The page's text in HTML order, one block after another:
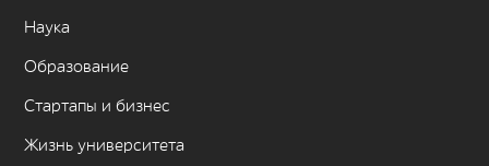
Наука
Образование
Стартапы и бизнес
Жизнь университета